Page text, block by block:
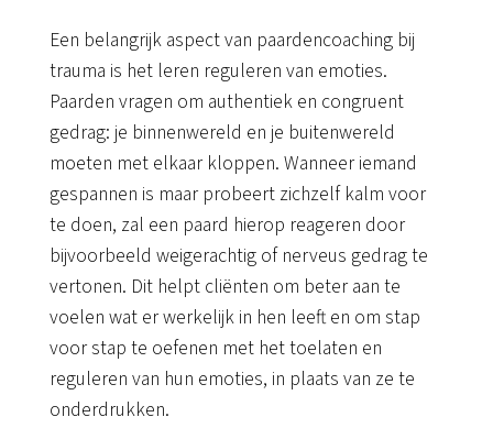
Een belangrijk aspect van paardencoaching bij
trauma is het leren reguleren van emoties.
Paarden vragen om authentiek en congruent
gedrag: je binnenwereld en je buitenwereld
moeten met elkaar kloppen. Wanneer iemand
gespannen is maar probeert zichzelf kalm voor
te doen, zal een paard hierop reageren door
bijvoorbeeld weigerachtig of nerveus gedrag te
vertonen. Dit helpt cliënten om beter aan te
voelen wat er werkelijk in hen leeft en om stap
voor stap te oefenen met het toelaten en
reguleren van hun emoties, in plaats van ze te
onderdrukken.